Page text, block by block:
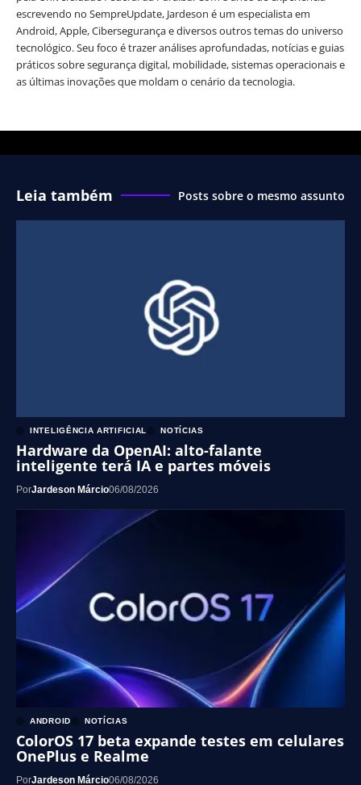
escrevendo no SempreUpdate, Jardeson é um especialista em
Android, Apple, Cibersegurança e diversos outros temas do universo
tecnológico. Seu foco é trazer análises aprofundadas, notícias e guias
práticos sobre segurança digital, mobilidade, sistemas operacionais e
as últimas inovações que moldam o cenário da tecnologia.
Leia também Posts sobre o mesmo assunto
INTELIGÊNCIA ARTIFICIAL NOTÍCIAS
Hardware da OpenAI: alto-falante
inteligente terá IA e partes móveis
PorJardeson Márcio06/08/2026
ANDROID NOTÍCIAS
ColorOS 17 beta expande testes em celulares
OnePlus e Realme
PorJardeson Márcio06/08/2026